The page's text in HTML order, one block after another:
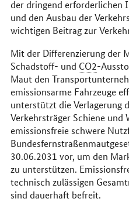
der dringend erforderlichen
und den Ausbau der
wichtigen Beitrag zur
Mit der Differenzierung der
Schadstoff- und CO2-
Maut den
emissionsarme Fahrzeuge
unterstützt die Verlagerung
Verkehrsträger Schiene und
emissionsfreie schwere
30.06.2031 vor, um den
zu unterstützen.
technisch zulässigen
sind dauerhaft befreit.